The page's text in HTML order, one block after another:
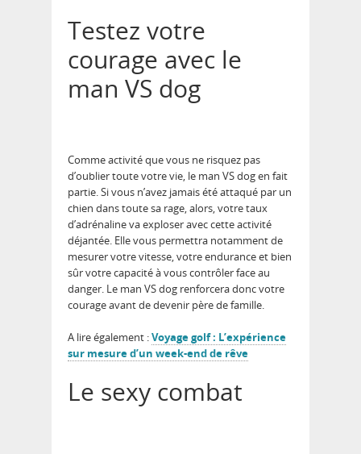
Testez votre
courage avec le
man VS dog
Comme activité que vous ne risquez pas
d’oublier toute votre vie, le man VS dog en fait
partie. Si vous n’avez jamais été attaqué par un
chien dans toute sa rage, alors, votre taux
d’adrénaline va exploser avec cette activité
déjantée. Elle vous permettra notamment de
mesurer votre vitesse, votre endurance et bien
sûr votre capacité à vous contrôler face au
danger. Le man VS dog renforcera donc votre
courage avant de devenir père de famille.
A lire également :Voyage golf : L’expérience
sur mesure d’un week-end de rêve
Le sexy combat